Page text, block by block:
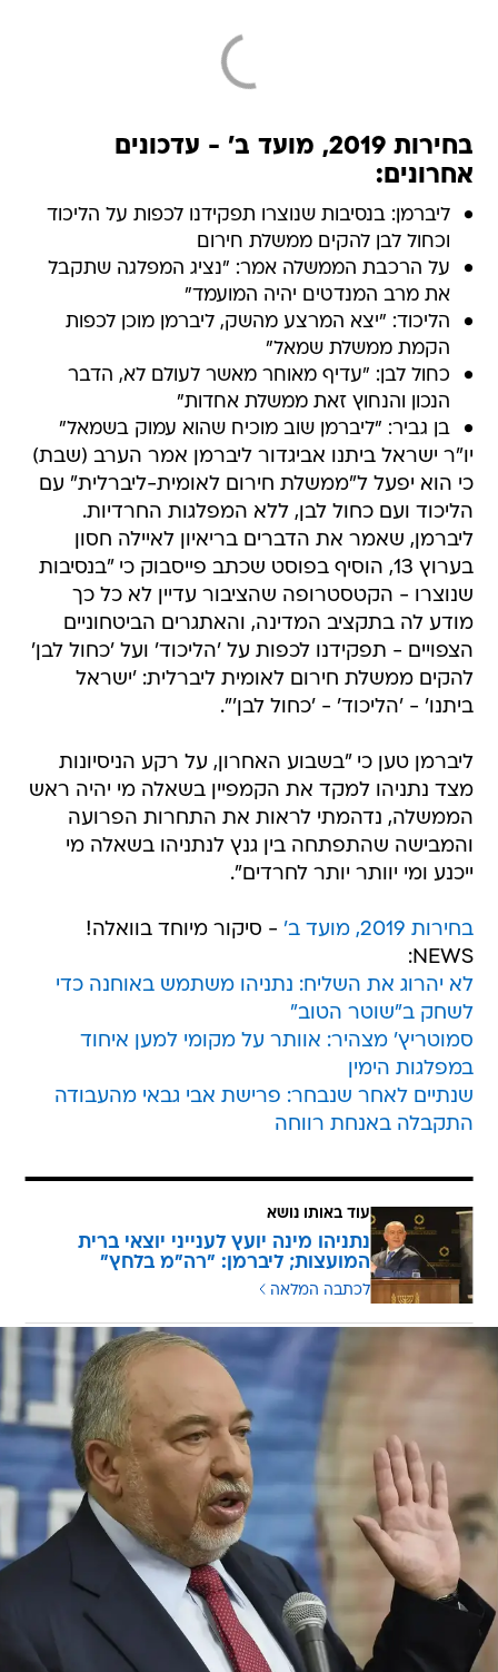
בחירות 2019, מועד ב' - עדכונים
אחרונים:
ליברמן: בנסיבות שנוצרו תפקידנו לכפות על הליכוד
וכחול לבן להקים ממשלת חירום
על הרכבת הממשלה אמר: "נציג המפלגה שתקבל
את מרב המנדטים יהיה המועמד"
הליכוד: "יצא המרצע מהשק, ליברמן מוכן לכפות
הקמת ממשלת שמאל"
כחול לבן: "עדיף מאוחר מאשר לעולם לא, הדבר
הנכון והנחוץ זאת ממשלת אחדות"
בן גביר: "ליברמן שוב מוכיח שהוא עמוק בשמאל"
יו"ר ישראל ביתנו אביגדור ליברמן אמר הערב (שבת)
כי הוא יפעל ל"ממשלת חירום לאומית-ליברלית" עם
הליכוד ועם כחול לבן, ללא המפלגות החרדיות.
ליברמן, שאמר את הדברים בריאיון לאיילה חסון
בערוץ 13, הוסיף בפוסט שכתב פייסבוק כי "בנסיבות
שנוצרו - הקטסטרופה שהציבור עדיין לא כל כך
מודע לה בתקציב המדינה, והאתגרים הביטחוניים
הצפויים - תפקידנו לכפות על 'הליכוד' ועל 'כחול לבן'
להקים ממשלת חירום לאומית ליברלית: 'ישראל
ביתנו' - 'הליכוד' - 'כחול לבן'".
ליברמן טען כי "בשבוע האחרון, על רקע הניסיונות
מצד נתניהו למקד את הקמפיין בשאלה מי יהיה ראש
הממשלה, נדהמתי לראות את התחרות הפרועה
והמבישה שהתפתחה בין גנץ לנתניהו בשאלה מי
ייכנע ומי יוותר יותר לחרדים".
בחירות 2019, מועד ב'
- סיקור מיוחד בוואלה!
NEWS:
לא יהרוג את השליח: נתניהו משתמש באוחנה כדי
לשחק ב"שוטר הטוב"
סמוטריץ' מצהיר: אוותר על מקומי למען איחוד
במפלגות הימין
שנתיים לאחר שנבחר: פרישת אבי גבאי מהעבודה
התקבלה באנחת רווחה
עוד באותו נושא
נתניהו מינה יועץ לענייני יוצאי ברית
המועצות; ליברמן: "רה"מ בלחץ"
לכתבה המלאה